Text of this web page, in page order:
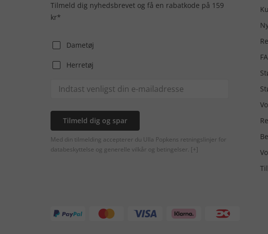
Tilmeld dig nyhedsbrevet og få en rabatkode på 159
kr*
Dametøj
Herretøj
Tilmeld dig og spar
Med din tilmelding accepterer du Ulla Popkens retningslinjer for
databeskyttelse og generelle vilkår og betingelser. [+]